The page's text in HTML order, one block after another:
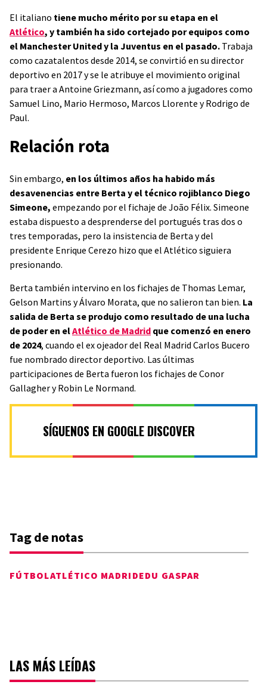
El italiano tiene mucho mérito por su etapa en el
Atlético, y también ha sido cortejado por equipos como
el Manchester United y la Juventus en el pasado. Trabaja
como cazatalentos desde 2014, se convirtió en su director
deportivo en 2017 y se le atribuye el movimiento original
para traer a Antoine Griezmann, así como a jugadores como
Samuel Lino, Mario Hermoso, Marcos Llorente y Rodrigo de
Paul.
Relación rota
Sin embargo, en los últimos años ha habido más
desavenencias entre Berta y el técnico rojiblanco Diego
Simeone, empezando por el fichaje de João Félix. Simeone
estaba dispuesto a desprenderse del portugués tras dos o
tres temporadas, pero la insistencia de Berta y del
presidente Enrique Cerezo hizo que el Atlético siguiera
presionando.
Berta también intervino en los fichajes de Thomas Lemar,
Gelson Martins y Álvaro Morata, que no salieron tan bien. La
salida de Berta se produjo como resultado de una lucha
de poder en elAtlético de Madrid que comenzó en enero
de 2024, cuando el ex ojeador del Real Madrid Carlos Bucero
fue nombrado director deportivo. Las últimas
participaciones de Berta fueron los fichajes de Conor
Gallagher y Robin Le Normand.
SÍGUENOS EN GOOGLE DISCOVER
Tag de notas
FÚTBOLATLÉTICO MADRIDEDU GASPAR
LAS MÁS LEÍDAS